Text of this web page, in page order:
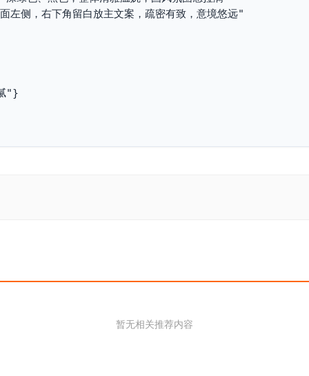
侧，右下角留白放主文案，疏密有致，意境悠远"
"}
暂无相关推荐内容